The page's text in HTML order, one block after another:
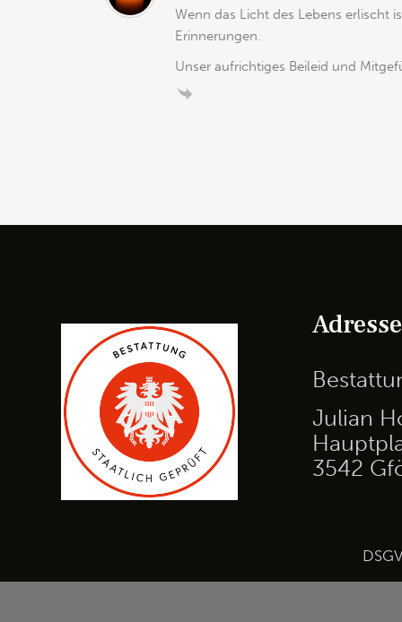
Wenn das Licht des Lebens erlischt
Erinnerungen.
Unser aufrichtiges Beileid und
Adresse
Julian
3542